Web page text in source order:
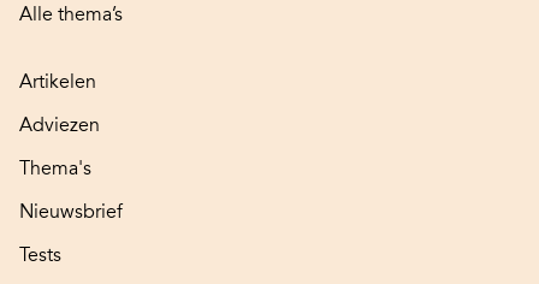
Alle thema’s
Artikelen
Adviezen
Thema's
Nieuwsbrief
Tests